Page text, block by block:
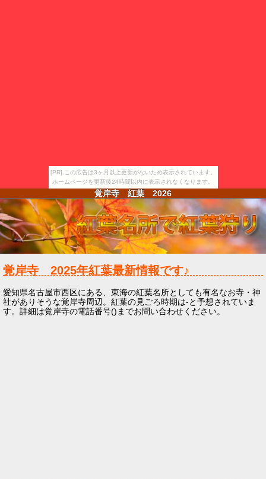
[PR] この広告は3ヶ月以上更新がないため表示されています。
ホームページを更新後24時間以内に表示されなくなります。
覚岸寺 紅葉 2026
覚岸寺 2025年紅葉最新情報です♪
愛知県名古屋市西区にある、東海の紅葉名所としても有名なお寺・神
社がありそうな覚岸寺周辺。紅葉の見ごろ時期は-と予想されていま
す。詳細は覚岸寺の電話番号()までお問い合わせください。